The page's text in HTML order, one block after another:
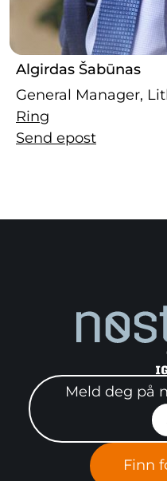
Algirdas Šabūnas
General Manager,
Ring
Send epost
Meld deg på
Finn